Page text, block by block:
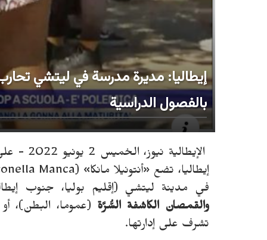
إيطاليا: مديرة مدرسة في ليتشي
بالفصول الدراسية
الإيطالية نيوز، الخميس 2 يونيو 2022 -
إيطاليا، تضع«أنتونيلا مانكا» (
Manca
في مدينة ليتشي (إقليم بوليا، جنوب
والقمصان الكاشفة السُّرَّة (عموما، البطن)،
تشرف على إدارتها.